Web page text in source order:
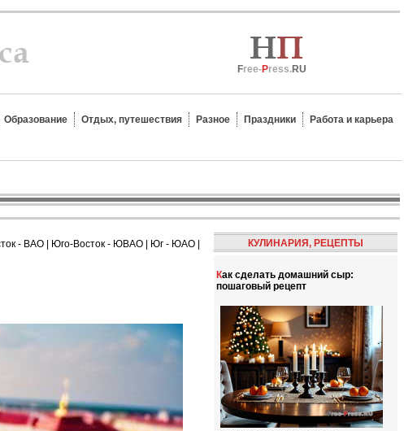
Free-Press.RU
Образование Отдых, путешествия Разное Праздники
Работа и карьера
- ВАО| Юго-Восток - ЮВАО| Юг - ЮАО|
КУЛИНАРИЯ, РЕЦЕПТЫ
Как сделать домашний сыр:
пошаговый рецепт